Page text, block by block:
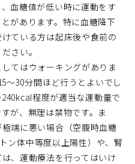
血糖値が低い時に運動をす
があります。特に血糖降下
ている方は起床後や食前の
さい。
てはウォーキングがありま
～30分間ほど行うとよいでし
程度が適当な運動量で
が、無理は禁物です。ま
端に悪い場合（空腹時血糖
ン体中等度以上陽性）や、腎
、運動療法を行ってはいけ